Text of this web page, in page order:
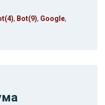
, Bot(9), Google,